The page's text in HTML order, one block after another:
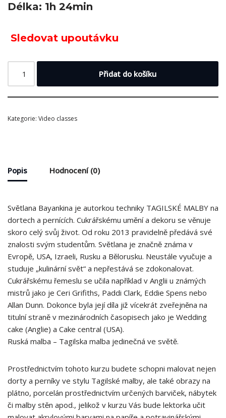
Délka: 1h 24min
Sledovat upoutávku
Přidat do košíku
Kategorie: Video classes
Popis Hodnocení (0)
Světlana Bayankina je autorkou techniky TAGILSKÉ MALBY na
dortech a pernících. Cukrářskému umění a dekoru se věnuje
skoro celý svůj život. Od roku 2013 pravidelně předává své
znalosti svým studentům. Světlana je značně známa v
Evropě, USA, Izraeli, Rusku a Bělorusku. Neustále vyučuje a
studuje „kulinární svět“ a nepřestává se zdokonalovat.
Cukrářskému řemeslu se učila například v Anglii u známých
mistrů jako je Ceri Grifiths, Paddi Clark, Eddie Spens nebo
Allan Dunn. Dokonce byla její díla již vícekrát zveřejněna na
titulní straně v mezinárodních časopisech jako je Wedding
cake (Anglie) a Cake central (USA).
Ruská malba – Tagilska malba jedinečná ve světě.
Prostřednictvím tohoto kurzu budete schopni malovat nejen
dorty a perníky ve stylu Tagilské malby, ale také obrazy na
plátno, porcelán prostřednictvím určených barviček, nábytek
či malby stěn apod., jelikož v kurzu Vás bude lektorka učit